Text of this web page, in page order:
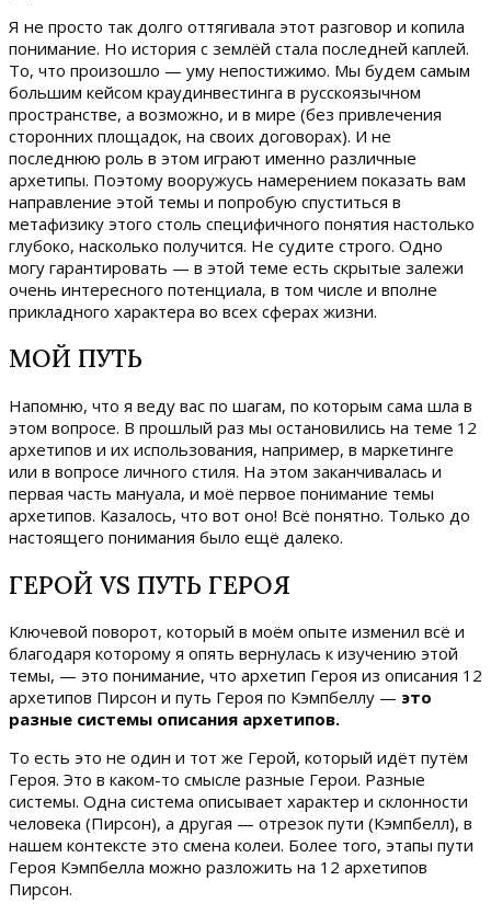
Я не просто так долго оттягивала этот разговор и копила
понимание. Но история с землёй стала последней каплей.
То, что произошло — уму непостижимо. Мы будем самым
большим кейсом краудинвестинга в русскоязычном
пространстве, а возможно, и в мире (без привлечения
сторонних площадок, на своих договорах). И не
последнюю роль в этом играют именно различные
архетипы. Поэтому вооружусь намерением показать вам
направление этой темы и попробую спуститься в
метафизику этого столь специфичного понятия настолько
глубоко, насколько получится. Не судите строго. Одно
могу гарантировать — в этой теме есть скрытые залежи
очень интересного потенциала, в том числе и вполне
прикладного характера во всех сферах жизни.
МОЙ ПУТЬ
Напомню, что я веду вас по шагам, по которым сама шла в
этом вопросе. В прошлый раз мы остановились на теме 12
архетипов и их использования, например, в маркетинге
или в вопросе личного стиля. На этом заканчивалась и
первая часть мануала, и моё первое понимание темы
архетипов. Казалось, что вот оно! Всё понятно. Только до
настоящего понимания было ещё далеко.
ГЕРОЙ VS ПУТЬ ГЕРОЯ
Ключевой поворот, который в моём опыте изменил всё и
благодаря которому я опять вернулась к изучению этой
темы, — это понимание, что архетип Героя из описания 12
архетипов Пирсон и путь Героя по Кэмпбеллу — это
разные системы описания архетипов.
То есть это не один и тот же Герой, который идёт путём
Героя. Это в каком-то смысле разные Герои. Разные
системы. Одна система описывает характер и склонности
человека (Пирсон), а другая — отрезок пути (Кэмпбелл), в
нашем контексте это смена колеи. Более того, этапы пути
Героя Кэмпбелла можно разложить на 12 архетипов
Пирсон.